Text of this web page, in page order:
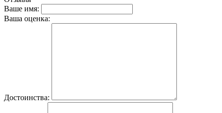
Ваше имя:
Ваша оценка:
Достоинства: